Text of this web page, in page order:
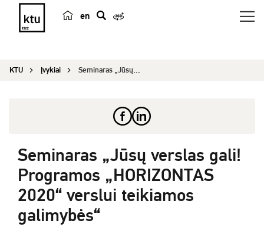
en
e
KTU Įvykiai Seminaras „Jūsų verslas gali! Programos „HORIZON...
Seminaras „Jūsų verslas gali!
Programos „HORIZONTAS
2020“ verslui teikiamos
galimybės“